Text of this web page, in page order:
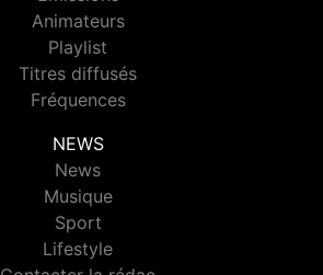
Animateurs
Playlist
Titres diffusés
Fréquences
NEWS
News
Musique
Sport
Lifestyle